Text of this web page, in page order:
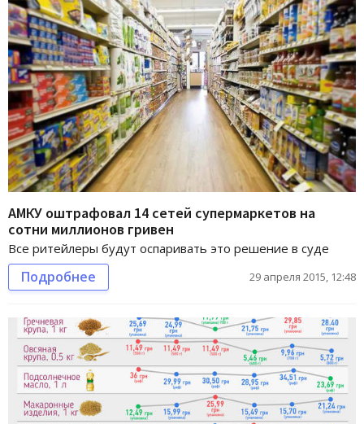
АМКУ оштрафовал 14 сетей супермаркетов на
сотни миллионов гривен
Все ритейлеры будут оспаривать это решение в суде
Подробнее 29 апреля 2015, 12:48